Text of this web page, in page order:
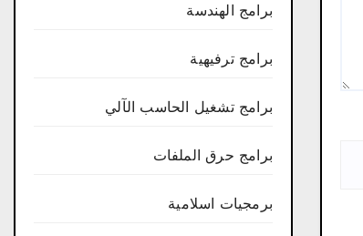
برامج الهندسة
برامج ترفيهية
برامج تشغيل الحاسب الآلي
برامج حرق الملفات
برمجيات اسلامية